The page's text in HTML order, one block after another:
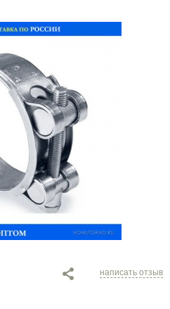
написать отзыв